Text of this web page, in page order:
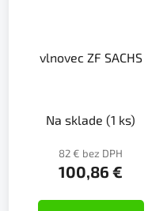
vlnovec ZF SACHS
Na sklade (1 ks)
82 € bez DPH
100,86 €